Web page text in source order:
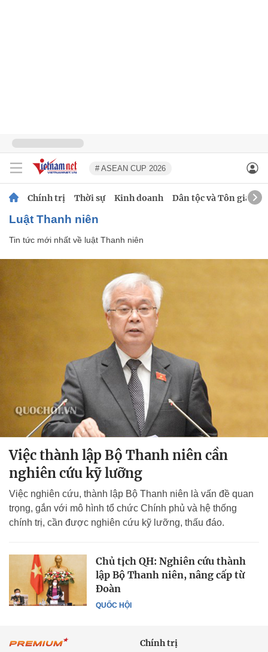
# ASEAN CUP 2026
Chính trị Thời sự Kinh doanh Dân tộc và Tôn giáo
luật Thanh niên
Tin tức mới nhất về luật Thanh niên
Việc thành lập Bộ Thanh niên cần
nghiên cứu kỹ lưỡng
Việc nghiên cứu, thành lập Bộ Thanh niên là vấn đề quan
trọng, gắn với mô hình tổ chức Chính phủ và hệ thống
chính trị, cần được nghiên cứu kỹ lưỡng, thấu đáo.
QUỐC HỘI
Chủ tịch QH: Nghiên cứu thành
lập Bộ Thanh niên, nâng cấp từ
Đoàn
Chính trị